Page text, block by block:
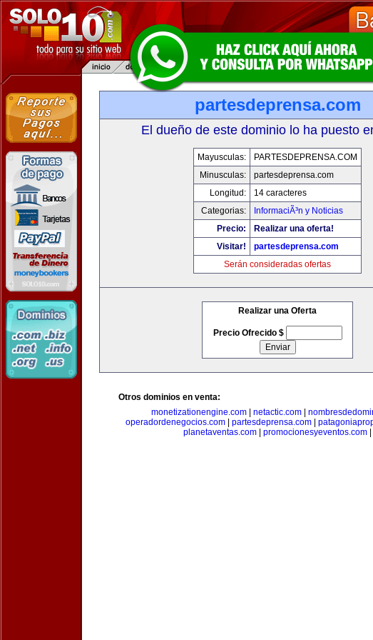
partesdeprensa.com
El dueño de este dominio lo ha puesto
Mayusculas:
PARTESDEPRENSA.COM
Minusculas:
partesdeprensa.com
Longitud:
14 caracteres
Categorias:
InformaciÃ³n y Noticias
Precio:
Realizar una oferta!
Visitar!
partesdeprensa.com
Serán consideradas ofertas
Realizar una Oferta
Precio Ofrecido $
Otros dominios en venta:
monetizationengine.com| netactic.com|
operadordenegocios.com
partesdeprensa.com
planetaventas.com
promocionesyeventos.com